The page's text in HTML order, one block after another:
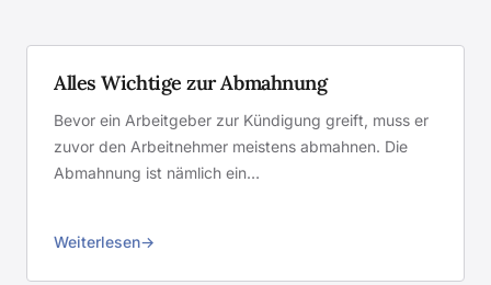
Alles Wichtige zur Abmahnung
Bevor ein Arbeitgeber zur Kündigung greift, muss er
zuvor den Arbeitnehmer meistens abmahnen. Die
Abmahnung ist nämlich ein…
Weiterlesen